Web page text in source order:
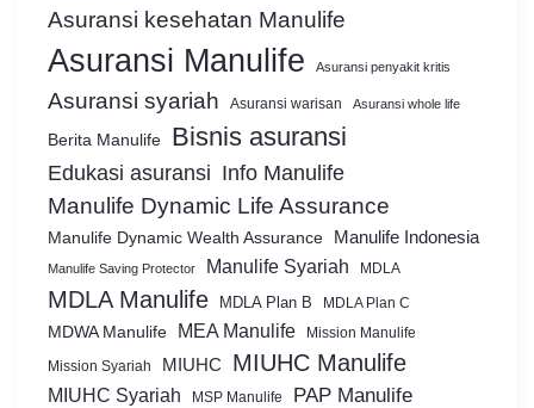
Asuransi kesehatan Manulife
Asuransi Manulife Asuransi penyakit kritis
Asuransi syariah Asuransi warisan Asuransi whole life
Berita Manulife Bisnis asuransi
Edukasi asuransi Info Manulife
Manulife Dynamic Life Assurance
Manulife Dynamic Wealth Assurance Manulife Indonesia
Manulife Saving Protector Manulife Syariah MDLA
MDLA Manulife MDLA Plan B MDLA Plan C
MDWA Manulife MEA Manulife Mission Manulife
Mission Syariah MIUHC MIUHC Manulife
MIUHC Syariah MSP Manulife PAP Manulife